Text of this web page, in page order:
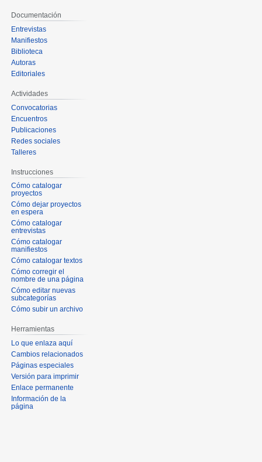
Documentación
Entrevistas
Manifiestos
Biblioteca
Autoras
Editoriales
Actividades
Convocatorias
Encuentros
Publicaciones
Redes sociales
Talleres
Instrucciones
Cómo catalogar
proyectos
Cómo dejar proyectos
en espera
Cómo catalogar
entrevistas
Cómo catalogar
manifiestos
Cómo catalogar textos
Cómo corregir el
nombre de una página
Cómo editar nuevas
subcategorías
Cómo subir un archivo
Herramientas
Lo que enlaza aquí
Cambios relacionados
Páginas especiales
Versión para imprimir
Enlace permanente
Información de la
página